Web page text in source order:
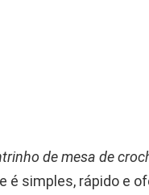
de mesa de
é simples, rápido e